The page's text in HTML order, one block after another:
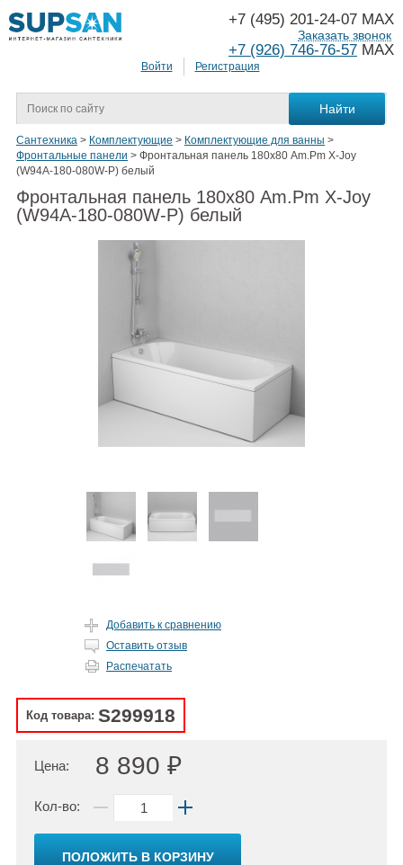
Войти Регистрация
+7 (495) 201-24-07 MAX
+7 (926) 746-76-57 MAX
Заказать звонок
Сантехника > Комплектующие > Комплектующие для ванны >
Фронтальные панели > Фронтальная панель 180х80 Am.Pm X-Joy
(W94A-180-080W-P) белый
Фронтальная панель 180х80 Am.Pm X-Joy
(W94A-180-080W-P) белый
Добавить к сравнению
Оставить отзыв
Распечатать
Код товара: S299918
Цена: 8 890 ₽
Кол-во:
ПОЛОЖИТЬ В КОРЗИНУ